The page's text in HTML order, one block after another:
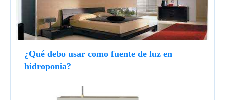
¿Qué debo usar como fuente de luz en
hidroponia?